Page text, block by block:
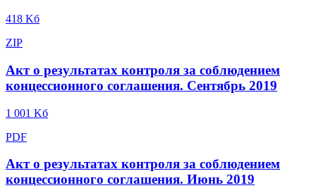
418 Kб
ZIP
Акт о результатах контроля за соблюдением
концессионного соглашения. Сентябрь 2019
1 001 Kб
PDF
Акт о результатах контроля за соблюдением
концессионного соглашения. Июнь 2019